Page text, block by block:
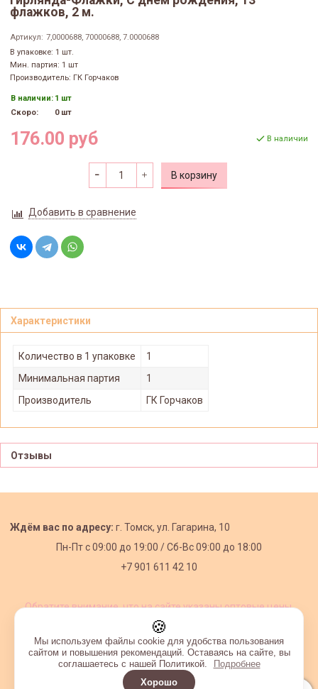
флажков, 2 м.
Артикул: 7,0000688, 70000688, 7.0000688
В упаковке: 1 шт.
Мин. партия: 1 шт
Производитель: ГК Горчаков
В наличии: 1 шт
Скоро:
0 шт
176.00 руб В наличии
В корзину
Добавить в сравнение
Характеристики
Количество в 1 упаковке
1
Минимальная партия
1
Производитель
ГК Горчаков
Отзывы
Ждём вас по адресу: г. Томск, ул. Гагарина, 10
Пн-Пт с09:00 до 19:00 /Сб-Вс 09:00 до 18:00
+7 901 611 42 10
Обратите внимание, что на сайте указаны оптовые цены,
🍪
Мы используем файлы cookie для удобства пользования
сайтом и повышения рекомендаций. Оставаясь на сайте, вы
соглашаетесь с нашей Политикой.
Подробнее
Хорошо